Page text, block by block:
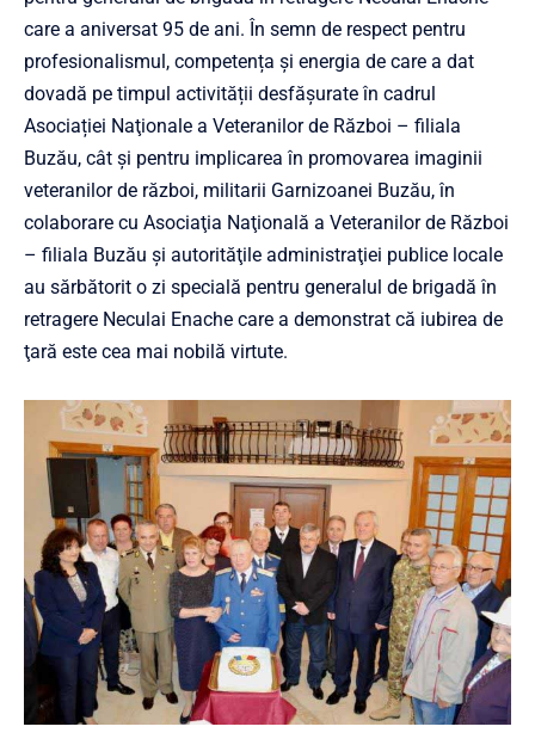
care a aniversat 95 de ani. În semn de respect pentru
profesionalismul, competența și energia de care a dat
dovadă pe timpul activității desfășurate în cadrul
Asociației Naţionale a Veteranilor de Război – filiala
Buzău, cât și pentru implicarea în promovarea imaginii
veteranilor de război, militarii Garnizoanei Buzău, în
colaborare cu Asociaţia Naţională a Veteranilor de Război
– filiala Buzău şi autorităţile administraţiei publice locale
au sărbătorit o zi specială pentru generalul de brigadă în
retragere Neculai Enache care a demonstrat că iubirea de
ţară este cea mai nobilă virtute.